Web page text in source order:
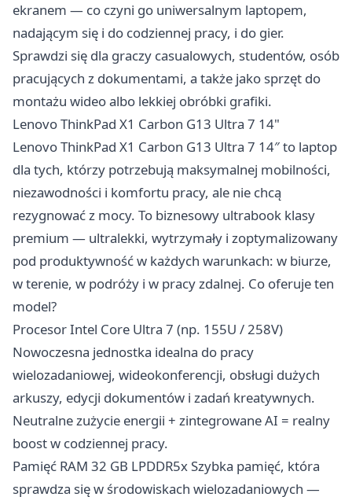
ekranem — co czyni go uniwersalnym laptopem,
nadającym się i do codziennej pracy, i do gier.
Sprawdzi się dla graczy casualowych, studentów, osób
pracujących z dokumentami, a także jako sprzęt do
montażu wideo albo lekkiej obróbki grafiki.
Lenovo ThinkPad X1 Carbon G13 Ultra 7 14"
Lenovo ThinkPad X1 Carbon G13 Ultra 7 14″ to laptop
dla tych, którzy potrzebują maksymalnej mobilności,
niezawodności i komfortu pracy, ale nie chcą
rezygnować z mocy. To biznesowy ultrabook klasy
premium — ultralekki, wytrzymały i zoptymalizowany
pod produktywność w każdych warunkach: w biurze,
w terenie, w podróży i w pracy zdalnej. Co oferuje ten
model?
Procesor Intel Core Ultra 7 (np. 155U / 258V)
Nowoczesna jednostka idealna do pracy
wielozadaniowej, wideokonferencji, obsługi dużych
arkuszy, edycji dokumentów i zadań kreatywnych.
Neutralne zużycie energii + zintegrowane AI = realny
boost w codziennej pracy.
Pamięć RAM 32 GB LPDDR5x Szybka pamięć, która
sprawdza się w środowiskach wielozadaniowych —